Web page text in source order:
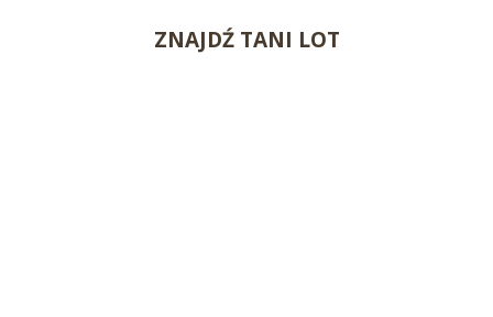
ZNAJDŹ TANI LOT